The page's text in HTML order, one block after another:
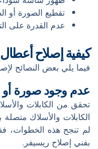
تقطيع الصورة أو
عدم القدرة على
كيفية إصلاح
فيما يلي بعض النصائح
عدم وجود صورة
تحقق من الكابلات
الكابلات والأسلاك
لم تنجح هذه الخطوات،
بفني إصلاح ريسيفر.